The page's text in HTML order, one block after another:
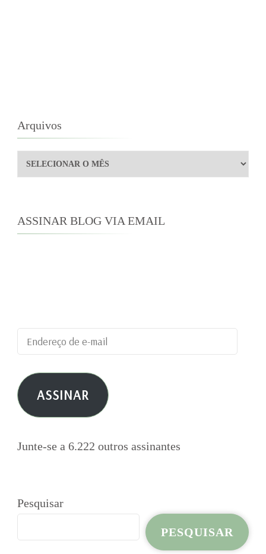
Arquivos
Arquivos
ASSINAR BLOG VIA EMAIL
Endereço
de
e-
mail ASSINAR
Junte-se a 6.222 outros assinantes
Pesquisar
PESQUISAR